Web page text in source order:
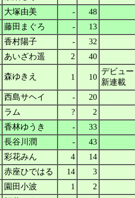
大塚由美 - 48
藤田まぐろ - 13
香村陽子 - 32
あいざわ遥 2 40
森ゆきえ 1 10
デビュー
新連載
西島サヘイ - 20
ラム ?
2
香林ゆうき - 33
長谷川潤 - 43
彩花みん 4
14
赤座ひではる 14
3
園田小波 1
2